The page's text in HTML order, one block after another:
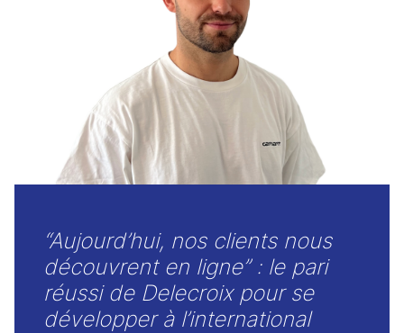
“Aujourd’hui, nos clients nous
découvrent en ligne” : le pari
réussi de Delecroix pour se
développer à l’international